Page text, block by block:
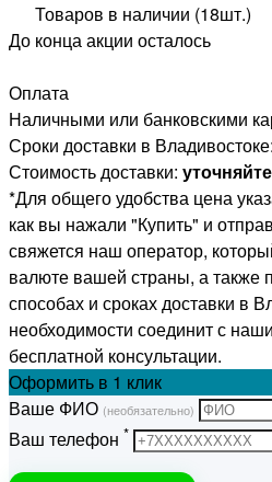
Товаров в наличии (18шт.)
До конца акции осталось
Оплата
Наличными или банковскими
Сроки доставки в Владивостоке:
Стоимость доставки:
*Для общего удобства цена
как вы нажали "Купить" и
свяжется наш оператор,
валюте вашей страны, а также
способах и сроках доставки в
необходимости соединит с
бесплатной консультации.
Оформить в 1 клик
Ваше ФИО (необязательно)
Ваш телефон *